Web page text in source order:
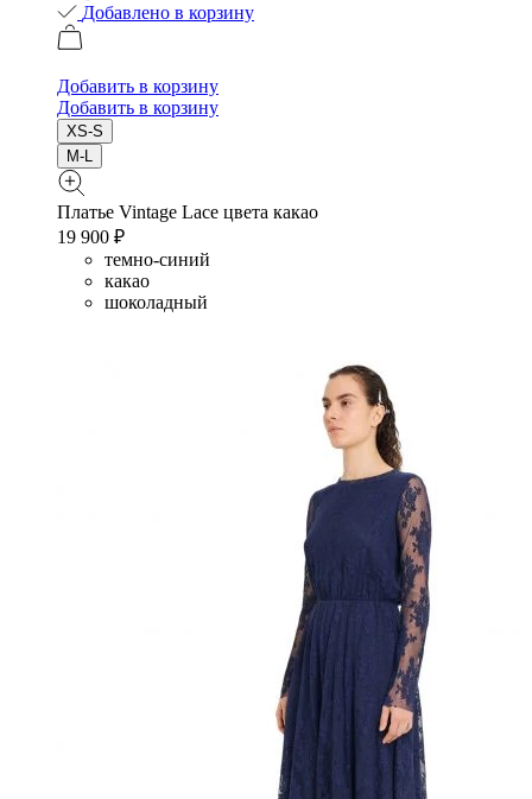
Добавлено в корзину
Добавить в корзину
Добавить в корзину
XS-S
M-L
Платье Vintage Lace цвета какао
19 900 ₽
темно-синий
какао
шоколадный